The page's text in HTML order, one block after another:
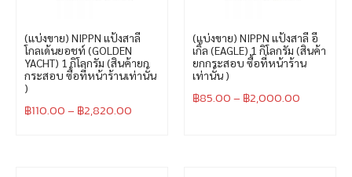
(แบ่งขาย) NIPPN แป้งสาลี
โกลเด้นยอชท์ (GOLDEN
YACHT) 1 กิโลกรัม (สินค้ายก
กระสอบ ซื้อที่หน้าร้านเท่านั้น
)
฿110.00– ฿2,820.00
(แบ่งขาย) NIPPN แป้งสาลี อี
เกิ้ล (EAGLE) 1 กิโลกรัม (สินค้า
ยกกระสอบ ซื้อที่หน้าร้าน
เท่านั้น )
฿85.00– ฿2,000.00